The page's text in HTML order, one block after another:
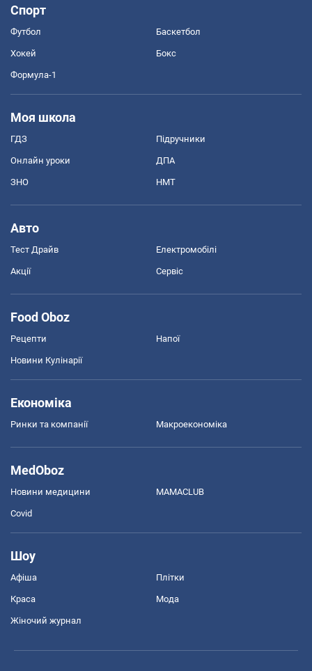
Спорт
Футбол Баскетбол
Хокей Бокс
Формула-1
Моя школа
ГДЗ Підручники
Онлайн уроки ДПА
ЗНО НМТ
Авто
Тест Драйв Електромобілі
Акції Сервіс
Food Oboz
Рецепти Напої
Новини Кулінарії
Економіка
Ринки та компанії Макроекономіка
MedOboz
Новини медицини MAMACLUB
Covid
Шоу
Афіша Плітки
Краса Мода
Жіночий журнал